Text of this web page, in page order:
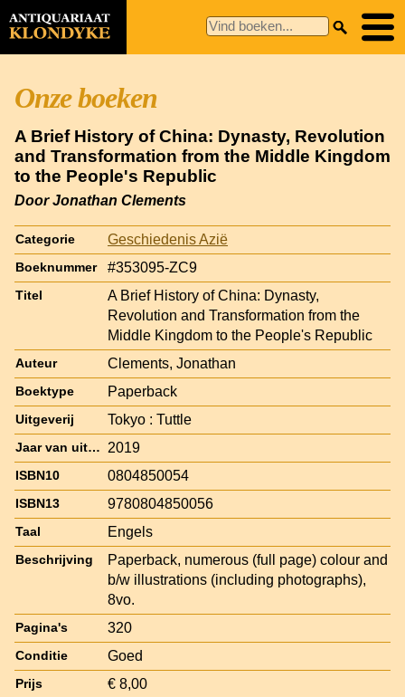
Onze boeken
A Brief History of China: Dynasty, Revolution
and Transformation from the Middle Kingdom
to the People's Republic
Door Jonathan Clements
Categorie Geschiedenis Azië
Boeknummer #353095-ZC9
Titel
A Brief History of China: Dynasty,
Revolution and Transformation from the
Middle Kingdom to the People's Republic
Auteur Clements, Jonathan
Boektype Paperback
Uitgeverij Tokyo : Tuttle
Jaar van uitgave 2019
ISBN10 0804850054
ISBN13 9780804850056
Taal Engels
Beschrijving
Paperback, numerous (full page) colour and
b/w illustrations (including photographs),
8vo.
Pagina's 320
Conditie Goed
Prijs € 8,00